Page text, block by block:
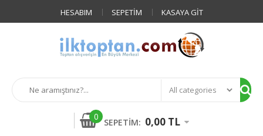
HESABIM SEPETIM KASAYA GIT
0
SEPETIM: 0,00 TL